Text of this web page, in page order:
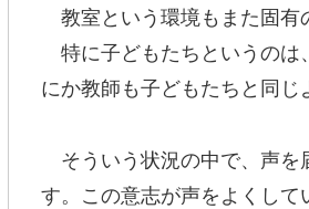
教室という環境もまた固有
特に子どもたちというのは
にか教師も子どもたちと同じ
そういう状況の中で、声を
す。この意志が声をよくして